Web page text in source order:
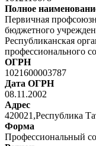
Полное
Первичная
бюджетного
Республиканская
профессионального
ОГРН
1021600003787
Дата ОГРН
08.11.2002
Адрес
420021,Республика
Форма
Профессиональный